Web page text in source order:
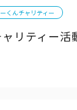
リア
くんチャリティー
リティー活